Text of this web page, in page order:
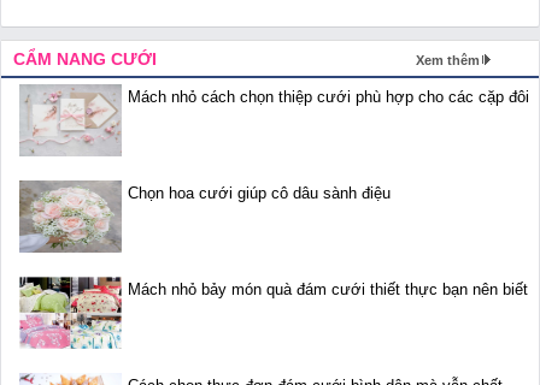
CẨM NANG CƯỚI Xem thêm
Mách nhỏ cách chọn thiệp cưới phù hợp cho các cặp đôi
Chọn hoa cưới giúp cô dâu sành điệu
Mách nhỏ bảy món quà đám cưới thiết thực bạn nên biết